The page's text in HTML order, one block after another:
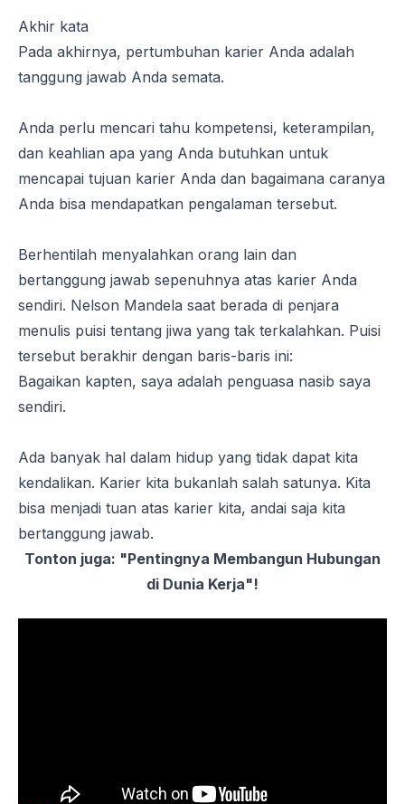
Akhir kata
Pada akhirnya, pertumbuhan karier Anda adalah
tanggung jawab Anda semata.
Anda perlu mencari tahu kompetensi, keterampilan,
dan keahlian apa yang Anda butuhkan untuk
mencapai tujuan karier Anda dan bagaimana caranya
Anda bisa mendapatkan pengalaman tersebut.
Berhentilah menyalahkan orang lain dan
bertanggung jawab sepenuhnya atas karier Anda
sendiri. Nelson Mandela saat berada di penjara
menulis puisi tentang jiwa yang tak terkalahkan. Puisi
tersebut berakhir dengan baris-baris ini:
Bagaikan kapten, saya adalah penguasa nasib saya
sendiri.
Ada banyak hal dalam hidup yang tidak dapat kita
kendalikan. Karier kita bukanlah salah satunya. Kita
bisa menjadi tuan atas karier kita, andai saja kita
bertanggung jawab.
Tonton juga: "Pentingnya Membangun Hubungan
di Dunia Kerja"!